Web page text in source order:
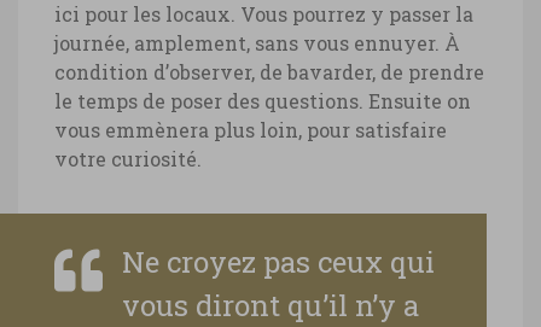
ici pour les locaux. Vous pourrez y passer la
journée, amplement, sans vous ennuyer. À
condition d’observer, de bavarder, de prendre
le temps de poser des questions. Ensuite on
vous emmènera plus loin, pour satisfaire
votre curiosité.
Ne croyez pas ceux qui
vous diront qu’il n’y a